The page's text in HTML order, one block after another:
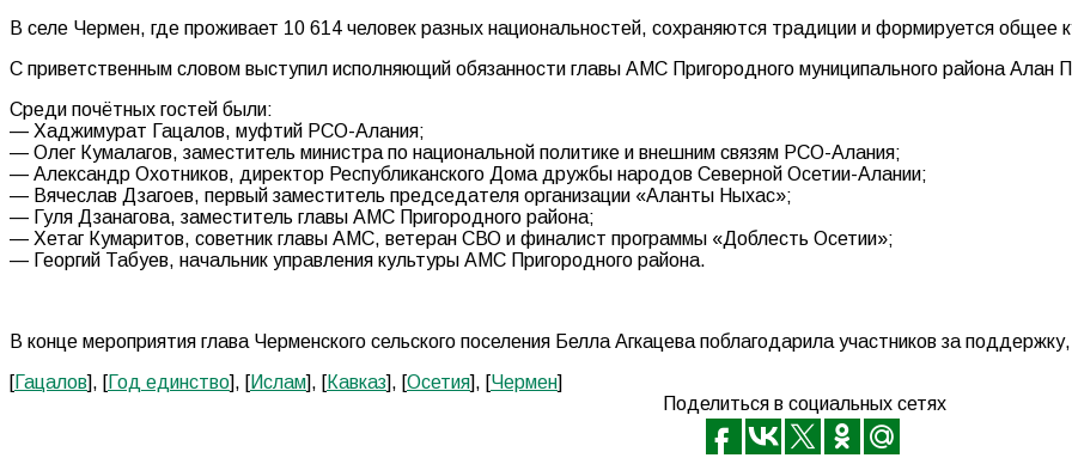
В селе Чермен, где проживает 10 614 человек разных национальностей, сохраняются традиции и формируется общее
С приветственным словом выступил исполняющий обязанности главы АМС Пригородного муниципального района Алан
Среди почётных гостей были:
— Хаджимурат Гацалов, муфтий РСО-Алания;
— Олег Кумалагов, заместитель министра по национальной политике и внешним связям РСО-Алания;
— Александр Охотников, директор Республиканского Дома дружбы народов Северной Осетии-Алании;
— Вячеслав Дзагоев, первый заместитель председателя организации «Аланты Ныхас»;
— Гуля Дзанагова, заместитель главы АМС Пригородного района;
— Хетаг Кумаритов, советник главы АМС, ветеран СВО и финалист программы «Доблесть Осетии»;
— Георгий Табуев, начальник управления культуры АМС Пригородного района.
В конце мероприятия глава Черменского сельского поселения Белла Агкацева поблагодарила участников за
[Гацалов], [Год единство], [Ислам], [Кавказ], [Осетия], [Чермен]
Поделиться в социальных сетях